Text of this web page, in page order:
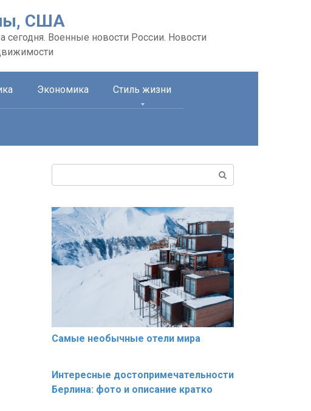
США
Военные новости России. Новости
Экономика Стиль жизни
Самые необычные отели мира
Интересные достопримечательности
Берлина: фото и описание кратко